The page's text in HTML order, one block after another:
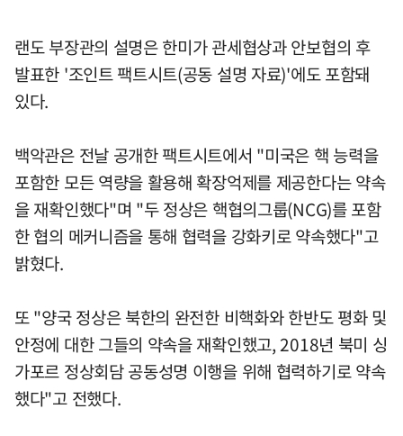
랜도 부장관의 설명은 한미가 관세협상과 안보협의 후
발표한 '조인트 팩트시트(공동 설명 자료)'에도 포함돼
있다.
백악관은 전날 공개한 팩트시트에서 "미국은 핵 능력을
포함한 모든 역량을 활용해 확장억제를 제공한다는 약속
을 재확인했다"며 "두 정상은 핵협의그룹(NCG)를 포함
한 협의 메커니즘을 통해 협력을 강화키로 약속했다"고
밝혔다.
또 "양국 정상은 북한의 완전한 비핵화와 한반도 평화 및
안정에 대한 그들의 약속을 재확인했고, 2018년 북미 싱
가포르 정상회담 공동성명 이행을 위해 협력하기로 약속
했다"고 전했다.